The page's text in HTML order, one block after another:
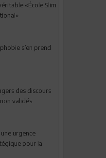
«École Slim
s’en prend
des discours
validés
urgence
pour la